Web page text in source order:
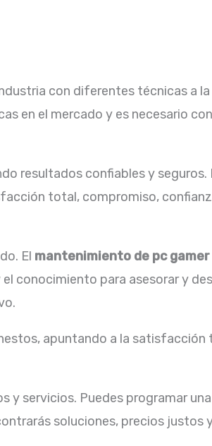
con diferentes técnicas a
en el mercado y es necesario
resultados confiables y
total, compromiso,
El mantenimiento de pc gamer
conocimiento para asesorar y
apuntando a la
servicios. Puedes programar
soluciones, precios justos